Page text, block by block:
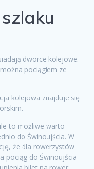
dworce kolejowe.
pociągiem ze
kolejowa znajduje się
to możliwe warto
do Świnoujścia. W
że dla rowerzystów
pociąg do Świnoujścia